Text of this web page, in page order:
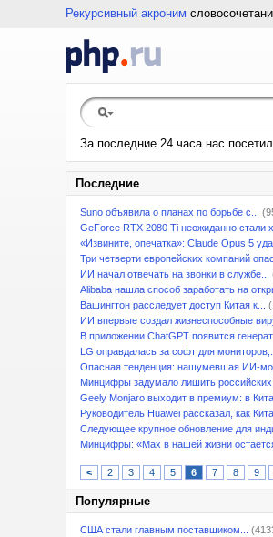
Рекурсивный акроним
За последние 24 часа нас
Последние
Suno объявила о планах по борьбе с...
GeForce RTX 2080 Ti неожиданно стали
«Извините, опечатка»: Claude Opus 5
Три четверти европейских компаний
ИИ начал отвечать на звонки в службе...
Alibaba нашла способ заработать на
Вашингтон расследует доступ Китая к...
ИИ впервые создал жизнеспособные
В приложении ChatGPT появится
LG оправдалась за софт для мониторов,...
Опасная тенденция: нашумевшая ИИ-
Минцифры задумало лишить российских
Geely Monjaro выходит в премиум: в
Руководитель Huawei рассказал, как
Следующее крупное обновление для
Минцифры: «Max в нашей жизни
< 2 3 4 5 6 7 8 9
Популярные
США стали главным поставщиком...